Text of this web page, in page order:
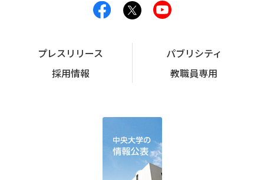
プレスリリース
パブリシティ
採用情報
教職員専用